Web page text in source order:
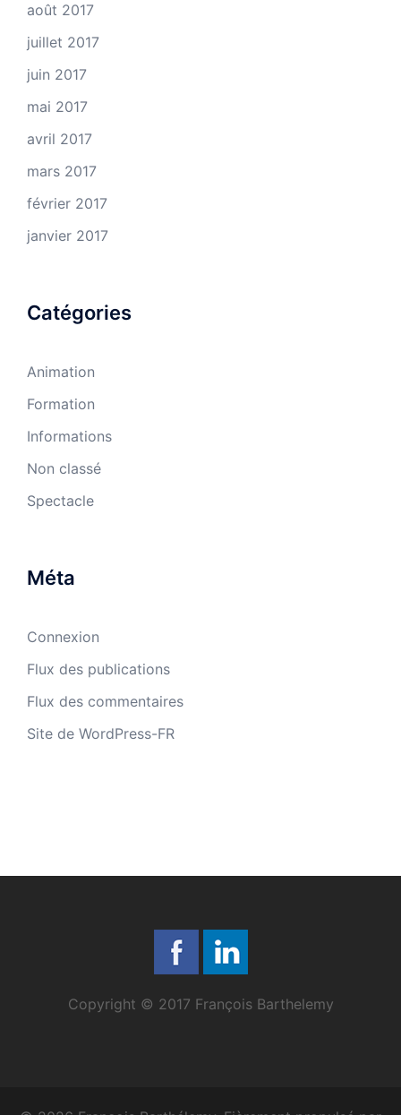
août 2017
juillet 2017
juin 2017
mai 2017
avril 2017
mars 2017
février 2017
janvier 2017
Catégories
Animation
Formation
Informations
Non classé
Spectacle
Méta
Connexion
Flux des publications
Flux des commentaires
Site de WordPress-FR
Copyright © 2017 François Barthelemy